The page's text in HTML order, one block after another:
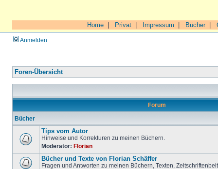
Home Privat Impressum Bücher|
Anmelden
Foren-Übersicht
Forum
Bücher
Tips vom Autor
Hinweise und Korrekturen zu meinen Büchern.
Moderator: Florian
Bücher und Texte von Florian Schäffer
Fragen und Antworten zu meinen Büchern, Texten,